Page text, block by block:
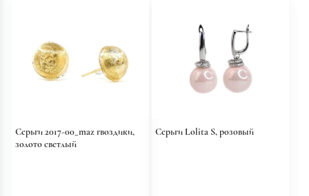
Серьги 2017-00_maz гвоздики,
золото светлый
Серьги Lolita S, розовый